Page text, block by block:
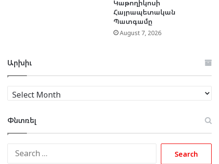
Կաթողիկոսի
Հայրապետական
Պատգամը
August 7, 2026
Արխիւ
Արխիւ
Փնտռել